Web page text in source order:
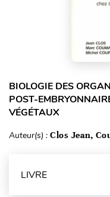
BIOLOGIE DES
POST-
VÉGÉTAUX
Auteur(s) : Clos Jean,
LIVRE